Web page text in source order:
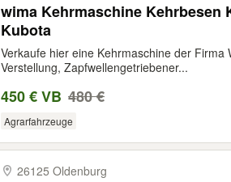
wima Kehrmaschine Kehrbesen Kommunal Iseki
Kubota
Verkaufe hier eine Kehrmaschine der Firma
Verstellung, Zapfwellengetriebener...
450 € VB 480 €
Agrarfahrzeuge
26125 Oldenburg